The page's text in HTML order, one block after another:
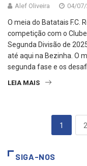
Alef Oliveira 04/
O meia do Batatais F.C.
competição com o
Segunda Divisão de
até aqui na Bezinha. O
segunda fase e os
LEIA MAIS
1 2
SIGA-NOS